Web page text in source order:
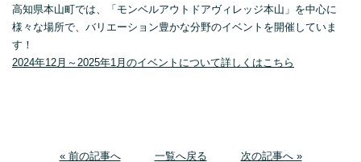
高知県本山町では、「モンベルアウトドアヴィレッジ本山」を中心に
様々な場所で、バリエーション豊かな分野のイベントを開催していま
す！
2024年12月～2025年1月のイベントについて詳しくはこちら
« 前の記事へ 一覧へ戻る 次の記事へ »